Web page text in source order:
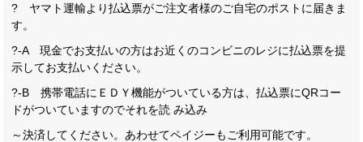
? ヤマト運輸より払込票がご注文者様のご自宅のポストに届きま
す。
?-A 現金でお支払いの方はお近くのコンビニのレジに払込票を提
示してお支払いください。
?-B 携帯電話にＥＤＹ機能がついている方は、払込票にQRコー
ドがついていますのでそれを読 み込み
～決済してください。あわせてペイジーもご利用可能です。